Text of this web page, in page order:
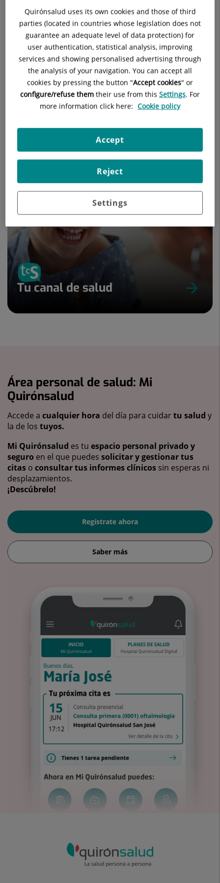
855KB
(1 página)
Nuestros blogs
Tu canal de salud
Área personal de salud: Mi
Quirónsalud
Accede a cualquier hora del día para cuidartu salud y
la de los tuyos.
Mi Quirónsalud es tu espacio personal privado y
seguro en el que puedes solicitar y gestionar tus
citas o consultar tus informes clínicos sin esperas ni
desplazamientos.
¡Descúbrelo!
Regístrate ahora
Saber más
Quirónsalud uses its own cookies and those of third
parties (located in countries whose legislation does not
guarantee an adequate level of data protection) for
user authentication, statistical analysis, improving
services and showing personalised advertising through
the analysis of your navigation. You can accept all
cookies by pressing the button "Accept cookies" or
configure/refuse them their use from this Settings. For
more information click here: Cookie policy
Settings
Reject
Accept